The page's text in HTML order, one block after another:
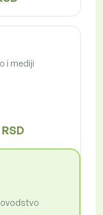
i mediji